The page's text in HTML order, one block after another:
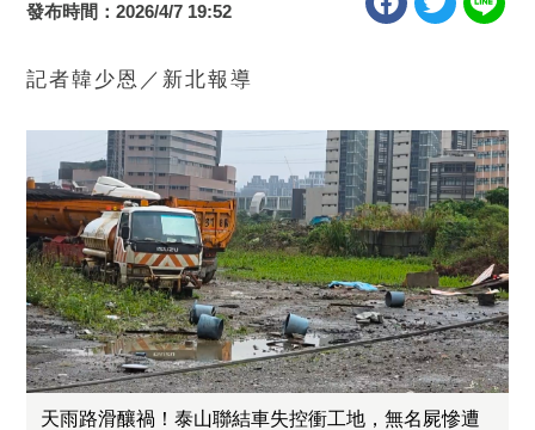
發布時間：2026/4/7 19:52
記者韓少恩／新北報導
天雨路滑釀禍！泰山聯結車失控衝工地，無名屍慘遭